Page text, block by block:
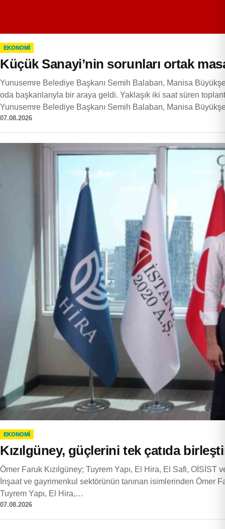
EKONOMI
Küçük Sanayi’nin sorunları ortak
Yunusemre Belediye Başkanı Semih Balaban, Manisa
oda başkanlarıyla bir araya geldi. Yaklaşık iki saat süren
Yunusemre Belediye Başkanı Semih Balaban, Manisa
07.08.2026
EKONOMI
Kızılgüney, güçlerini tek çatıda
Ömer Faruk Kızılgüney; Tuyrem Yapı, El Hira, El Safi, OİSİST
İnşaat ve gayrimenkul sektörünün tanınan isimlerinden Ömer
Tuyrem Yapı, El Hira,…
07.08.2026